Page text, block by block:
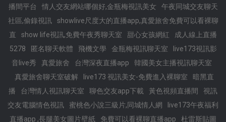
播間平台
情人交友網站哪個好,金瓶梅視訊美女
午夜同城交友聊天
社區,偷錄視訊
showlive尺度大的直播app,真愛旅舍免費可以看裸聊
直
show life視訊,免費午夜秀聊天室 甜心女孩網紅
成人線上直播
5278
匿名聊天軟體 飛機文學 金瓶梅視訊聊天室
live173視訊影
音live秀
真愛旅舍 台灣深夜直播app
韓國美女主播視訊聊天室
真愛旅舍聊天室破解
live173 視訊美女-免費進入裸聊室
暗黑直
播
台灣情人視訊聊天室 聊色交友app下載 黃色視頻直播間
視訊
交友電腦情色視訊
蜜桃色小說三級片,同城情人網
live173午夜福利
直播app ,長腿美女圖片壁紙
免費可以看裸聊直播app 杜雷斯貼圖